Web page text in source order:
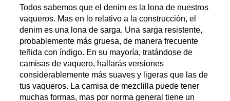
Todos sabemos que el denim es la lona de nuestros
vaqueros. Mas en lo relativo a la construcción, el
denim es una lona de sarga. Una sarga resistente,
probablemente más gruesa, de manera frecuente
teñida con índigo. En su mayoría, tratándose de
camisas de vaquero, hallarás versiones
considerablemente más suaves y ligeras que las de
tus vaqueros. La camisa de mezclilla puede tener
muchas formas, mas por norma general tiene un